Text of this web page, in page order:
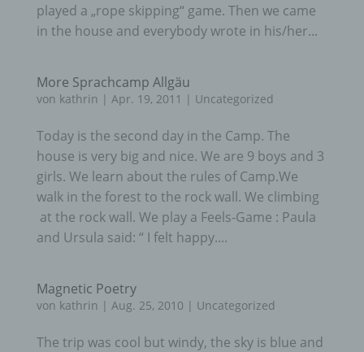
played a „rope skipping“ game. Then we came
in the house and everybody wrote in his/her...
More Sprachcamp Allgäu
von kathrin | Apr. 19, 2011 | Uncategorized
Today is the second day in the Camp. The
house is very big and nice. We are 9 boys and 3
girls. We learn about the rules of Camp.We
walk in the forest to the rock wall. We climbing
at the rock wall. We play a Feels-Game : Paula
and Ursula said: “ I felt happy....
Magnetic Poetry
von kathrin | Aug. 25, 2010 | Uncategorized
The trip was cool but windy, the sky is blue and